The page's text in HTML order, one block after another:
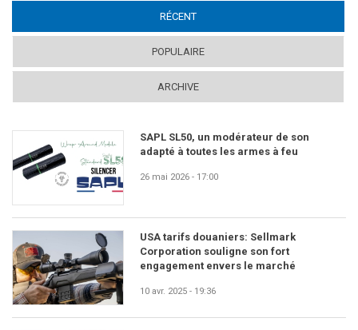
RÉCENT
POPULAIRE
ARCHIVE
SAPL SL50, un modérateur de son
adapté à toutes les armes à feu
26 mai 2026 - 17:00
USA tarifs douaniers: Sellmark
Corporation souligne son fort
engagement envers le marché
10 avr. 2025 - 19:36